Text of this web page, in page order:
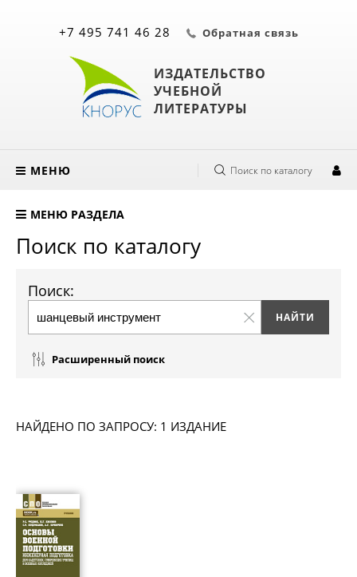
ИЗДАТЕЛЬСТВО
УЧЕБНОЙ
ЛИТЕРАТУРЫ
+7 495 741 46 28 Обратная связь
МЕНЮ Поиск по каталогу
МЕНЮ РАЗДЕЛА
Поиск по каталогу
Поиск:
Расширенный поиск
НАЙДЕНО ПО ЗАПРОСУ: 1 ИЗДАНИЕ